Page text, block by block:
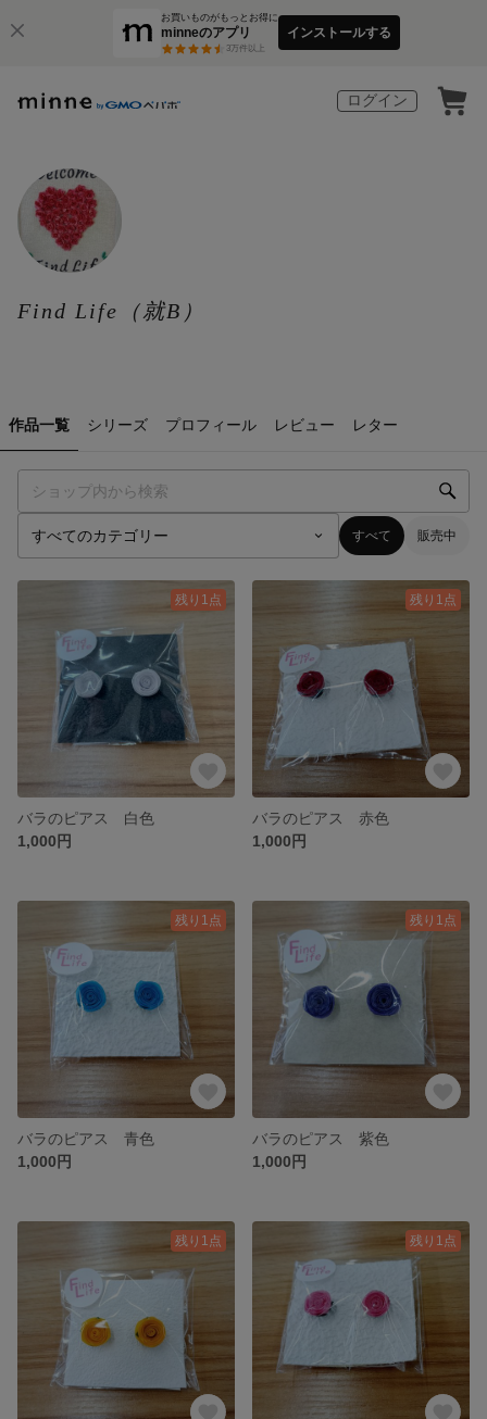
お買いものがもっとお得に
minneのアプリ
3万件以上
インストールする
ログイン
Find Life（就B）
作品一覧 シリーズ プロフィール レビュー レター
すべて 販売中
残り1点
バラのピアス 白色
1,000円
残り1点
バラのピアス 赤色
1,000円
残り1点
バラのピアス 青色
1,000円
残り1点
バラのピアス 紫色
1,000円
残り1点 残り1点